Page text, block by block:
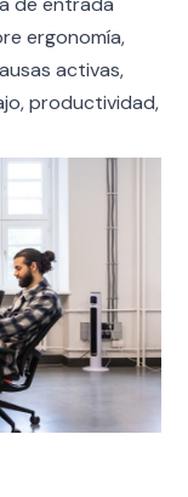
ergonomía,
activas,
productividad,